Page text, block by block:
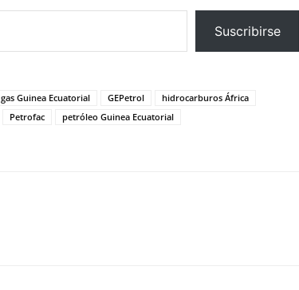
Suscribirse
gas Guinea Ecuatorial GEPetrol
hidrocarburos África
Petrofac
petróleo Guinea Ecuatorial